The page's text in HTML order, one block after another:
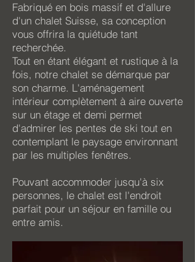
Fabriqué en bois massif et d'allure
d'un chalet Suisse, sa conception
vous offrira la quiétude tant
recherchée.
Tout en étant élégant et rustique à la
fois, notre chalet se démarque par
son charme. L'aménagement
intérieur complètement à aire ouverte
sur un étage et demi permet
d'admirer les pentes de ski tout en
contemplant le paysage environnant
par les multiples fenêtres.
Pouvant accommoder jusqu'à six
personnes, le chalet est l'endroit
parfait pour un séjour en famille ou
entre amis.